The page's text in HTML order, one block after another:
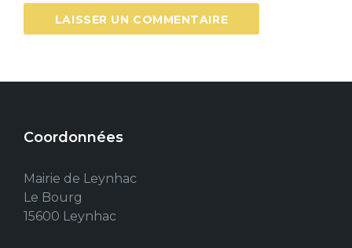
Coordonnées
Mairie de Leynhac
Le Bourg
15600 Leynhac